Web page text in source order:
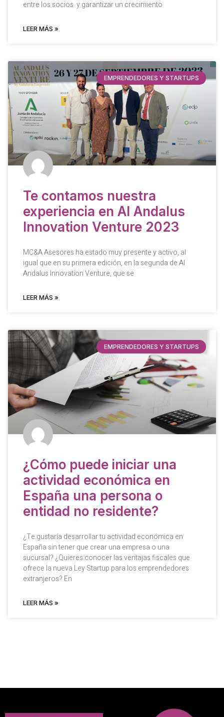
entre los socios y garantizar un crecimiento
LEER MÁS »
EMPRENDEDORES Y STARTUPS
Te contamos nuestra
experiencia en Al Andalus
Innovation Venture 2023
MC&A Asesores ha estado muy presente y activo, al
igual que en su primera edición, en la segunda de Al
Andalus Innovation Venture, que se
LEER MÁS »
EMPRENDEDORES Y STARTUPS
¿Cómo puede iniciar una
actividad económica en
España una persona o
entidad no residente?
¿Te gustaría desarrollar tu actividad económica en
España sin tener que crear una empresa o una
sucursal? ¿Quieres conocer las ventajas fiscales que
ofrece la nueva Ley Startup para los emprendedores
extranjeros? En
LEER MÁS »